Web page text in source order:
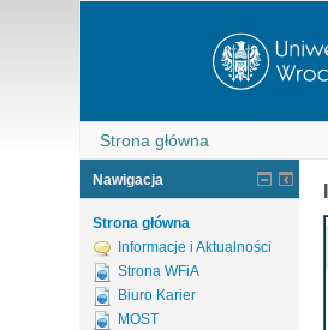
Strona główna
Nawigacja
Strona główna
Informacje i Aktualności
Strona WFiA
Biuro Karier
MOST